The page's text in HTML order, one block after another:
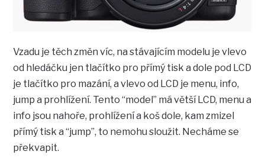
Vzadu je těch změn víc, na stávajícím modelu je vlevo
od hledáčku jen tlačítko pro přímý tisk a dole pod LCD
je tlačítko pro mazání, a vlevo od LCD je menu, info,
jump a prohlížení. Tento “model” má větší LCD, menu a
info jsou nahoře, prohlížení a koš dole, kam zmizel
přímý tisk a “jump”, to nemohu sloužit. Necháme se
překvapit.